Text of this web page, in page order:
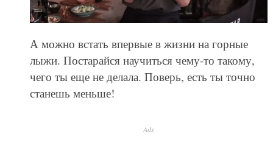
А можно встать впервые в жизни на горные
лыжи. Постарайся научиться чему-то такому,
чего ты еще не делала. Поверь, есть ты точно
станешь меньше!
Ads